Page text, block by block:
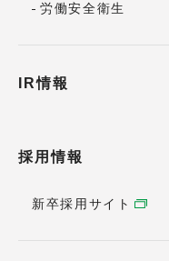
労働安全衛生
IR情報
採用情報
新卒採用サイト